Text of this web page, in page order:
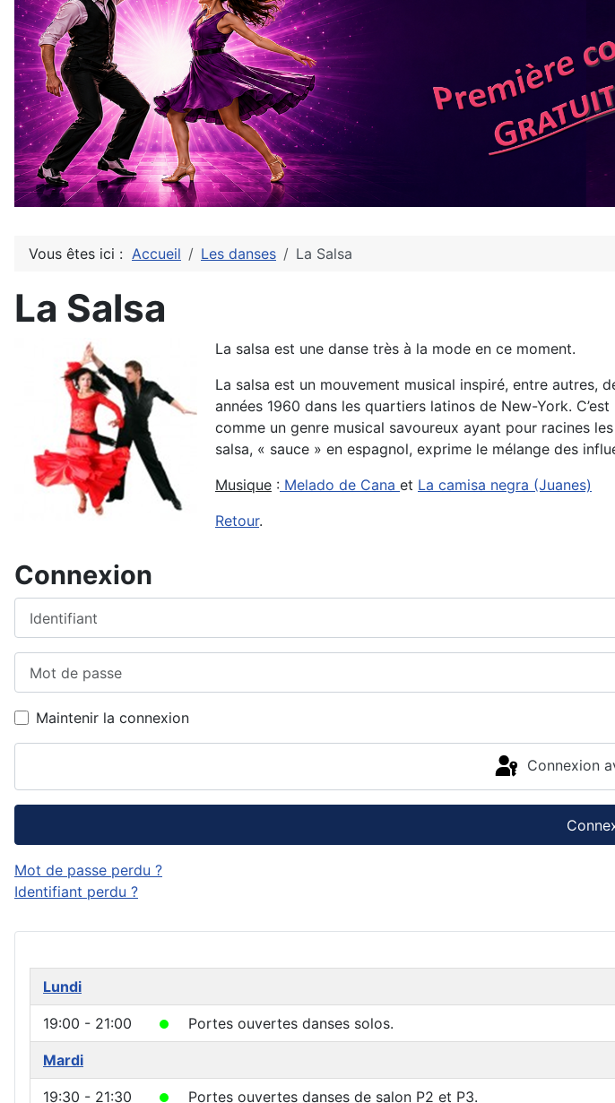
Vous êtes ici : Accueil Les danses La Salsa
La Salsa
La salsa est une danse très à la mode en ce moment.
La salsa est un mouvement musical inspiré, entre autres,
années 1960 dans les quartiers latinos de New-York.
comme un genre musical savoureux ayant pour racines
salsa, « sauce » en espagnol, exprime le mélange des
Musique : Melado de Cana et La camisa negra (Juanes)
Retour.
Connexion
Maintenir la connexion
Connexion
Mot de passe perdu ?
Identifiant perdu ?
Lundi
19:00 - 21:00 Portes ouvertes danses solos.
Mardi
19:30 - 21:30 Portes ouvertes danses de salon P2 et P3.